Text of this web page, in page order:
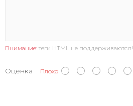
Внимание: теги HTML не поддерживаются!
Оценка Плохо